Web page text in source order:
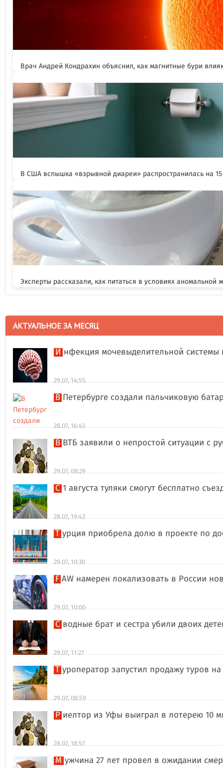
Врач Андрей Кондрахин объяснил, как магнитные бури
В США вспышка «взрывной диареи» распространилась на
Эксперты рассказали, как питаться в условиях аномальной
АКТУАЛЬНОЕ ЗА МЕСЯЦ
Инфекция мочевыделительной
29.07, 14:55
В Петербурге создали пальчиковую
28.07, 16:43
В ВТБ заявили о непростой ситуации с
29.07, 08:29
С 1 августа туляки смогут бесплатно
28.07, 19:42
Турция приобрела долю в проекте по
29.07, 10:30
FAW намерен локализовать в России
29.07, 10:00
Сводные брат и сестра убили двоих
29.07, 11:27
Туроператор запустил продажу туров
29.07, 08:59
Риелтор из Уфы выиграл в лотерею 10
28.07, 18:57
Мужчина 27 лет провел в ожидании